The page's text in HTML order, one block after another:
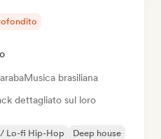
Musica brasiliana
dettagliato sul loro
Lo-fi Hip-Hop
Deep house